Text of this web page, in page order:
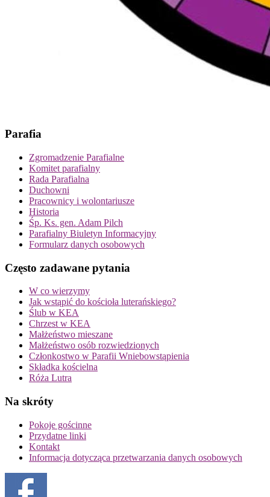
Parafia
Zgromadzenie Parafialne
Komitet parafialny
Rada Parafialna
Duchowni
Pracownicy i wolontariusze
Historia
Śp. Ks. gen. Adam Pilch
Parafialny Biuletyn Informacyjny
Formularz danych osobowych
Często zadawane pytania
W co wierzymy
Jak wstąpić do kościoła luterańskiego?
Ślub w KEA
Chrzest w KEA
Małżeństwo mieszane
Małżeństwo osób rozwiedzionych
Członkostwo w Parafii Wniebowstąpienia
Składka kościelna
Róża Lutra
Na skróty
Pokoje gościnne
Przydatne linki
Kontakt
Informacja dotycząca przetwarzania danych osobowych